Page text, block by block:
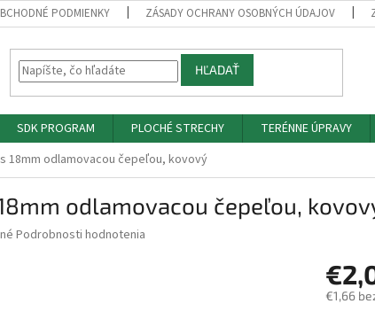
PODMIENKY ZÁSADY OCHRANY OSOBNÝCH ÚDAJOV
HĽADAŤ
SDK PROGRAM PLOCHÉ STRECHY TERÉNNE ÚPRAVY
18mm odlamovacou čepeľou, kovový
odlamovacou čepeľou,
Podrobnosti hodnotenia
€1,66